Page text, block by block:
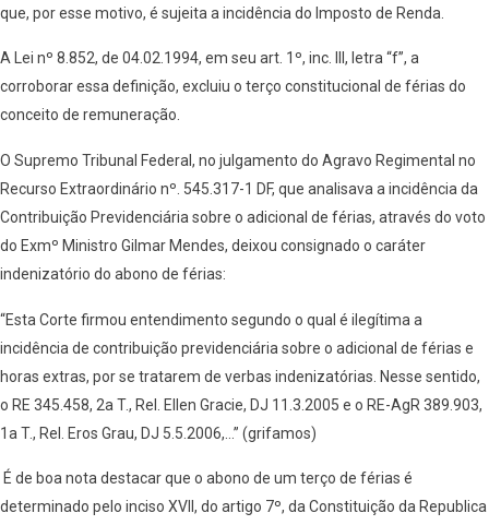
que, por esse motivo, é sujeita a incidência do Imposto de Renda.
A Lei nº 8.852, de 04.02.1994, em seu art. 1º, inc. III, letra “f”, a
corroborar essa definição, excluiu o terço constitucional de férias do
conceito de remuneração.
O Supremo Tribunal Federal, no julgamento do Agravo Regimental no
Recurso Extraordinário nº. 545.317-1 DF, que analisava a incidência da
Contribuição Previdenciária sobre o adicional de férias, através do voto
do Exmº Ministro Gilmar Mendes, deixou consignado o caráter
indenizatório do abono de férias:
“Esta Corte firmou entendimento segundo o qual é ilegítima a
incidência de contribuição previdenciária sobre o adicional de férias e
horas extras, por se tratarem de verbas indenizatórias. Nesse sentido,
o RE 345.458, 2a T., Rel. Ellen Gracie, DJ 11.3.2005 e o RE-AgR 389.903,
1a T., Rel. Eros Grau, DJ 5.5.2006,…” (grifamos)
É de boa nota destacar que o abono de um terço de férias é
determinado pelo inciso XVII, do artigo 7º, da Constituição da Republica